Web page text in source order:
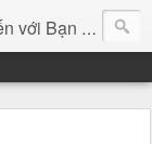
Trỗi K6!